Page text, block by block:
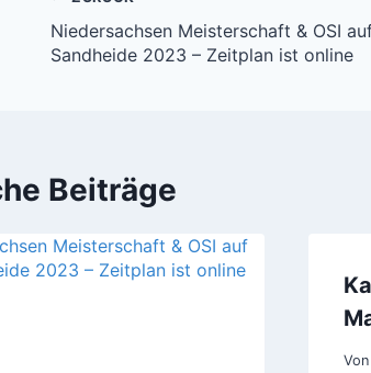
Niedersachsen Meisterschaft & OSI
Sandheide 2023 – Zeitplan ist online
Beiträge
Von